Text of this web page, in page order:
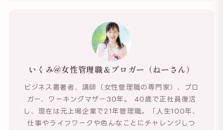
いくみ@女性管理職＆ブロガー（ねーさん）
ビジネス書著者、講師（女性管理職の専門家）、ブロ
ガー、ワーキングマザー30年。 40歳で正社員復活
し、現在は元上場企業で21年管理職。「人生100年、
仕事やライフワークや色んなことにチャレンジしつ